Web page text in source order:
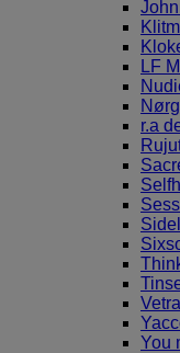
LF
r.a
Vetra
You